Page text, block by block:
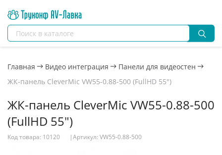
Главная Видео интеграция
Панели для видеостен
ЖК-панель CleverMic VW55-0.88-500 (FullHD 55")
ЖК-панель CleverMic VW55-0.88-500
(FullHD 55")
Код товара: 10120 |Артикул: VW55-0.88-500